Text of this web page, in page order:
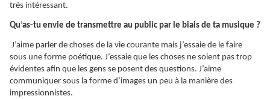
très intéressant.
Qu’as-tu envie de transmettre au public par le biais de ta musique ?
J’aime parler de choses de la vie courante mais j’essaie de le faire
sous une forme poétique. J’essaie que les choses ne soient pas trop
évidentes afin que les gens se posent des questions. J’aime
communiquer sous la forme d’images un peu à la manière des
impressionnistes.